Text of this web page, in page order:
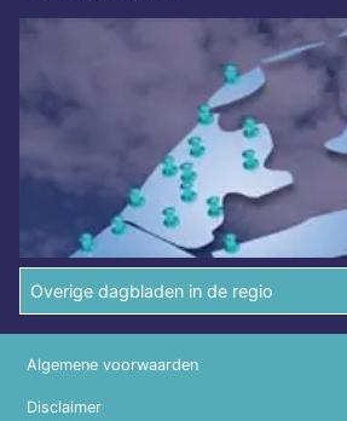
Overige dagbladen in de regio
Algemene voorwaarden
Disclaimer